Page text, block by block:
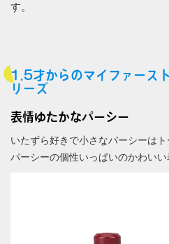
す。
1.5才からのマイファース
リーズ
表情ゆたかなパーシー
いたずら好きで小さなパーシーはト
パーシーの個性いっぱいのかわいい